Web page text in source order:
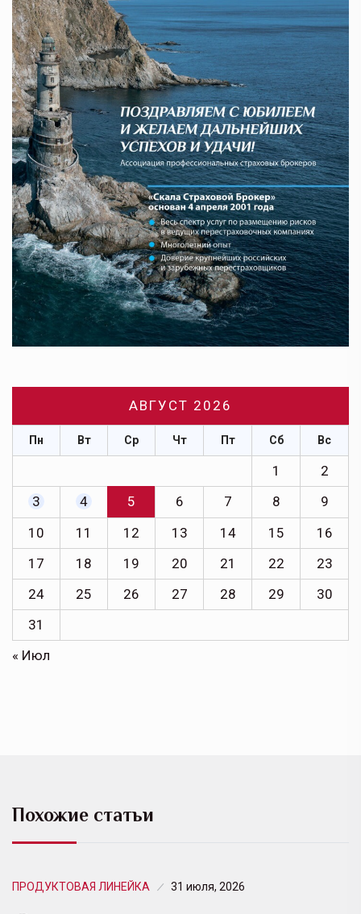
АВГУСТ 2026
Пн Вт Ср Чт Пт Сб Вс
1
2
3
4 5 6 7 8
9
10
11 12 13 14 15
16
17
18 19 20 21 22
23
24
25 26 27 28 29
30
31
« Июл
Похожие статьи
ПРОДУКТОВАЯ ЛИНЕЙКА 31 июля, 2026